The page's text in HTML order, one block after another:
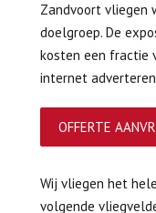
Zandvoort vliegen
doelgroep. De
kosten een fractie
internet
OFFERTE
Wij vliegen het
volgende